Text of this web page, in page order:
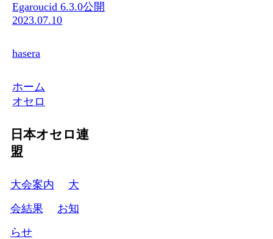
Egaroucid 6.3.0公開
2023.07.10
hasera
ホーム
オセロ
日本オセロ連
盟
大会案内
大
会結果
お知
らせ